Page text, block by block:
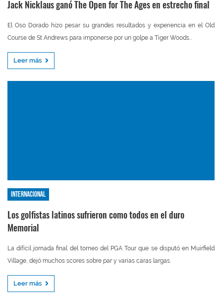
Jack Nicklaus ganó The Open for The Ages en estrecho final
El Oso Dorado hizo pesar su grandes resultados y experiencia en el Old
Course de St Andrews para imponerse por un golpe a Tiger Woods...
Leer más
Internacional
Los golfistas latinos sufrieron como todos en el duro
Memorial
La difícil jornada final del torneo del PGA Tour que se disputó en Muirfield
Village, dejó muchos scores sobre par y varias caras largas.
Leer más